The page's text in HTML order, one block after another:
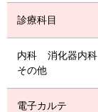
診療科目
内科 消化器内科
その他
電子カルテ